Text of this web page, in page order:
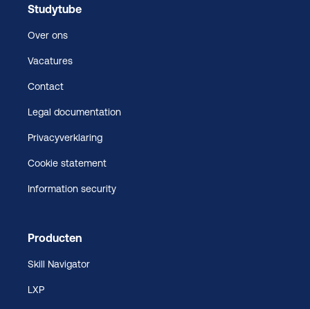
Studytube
Over ons
Vacatures
Contact
Legal documentation
Privacyverklaring
Cookie statement
Information security
Producten
Skill Navigator
LXP